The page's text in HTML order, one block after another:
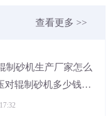
查看更多 >>
制砂机生产厂家怎么
对辊制砂机多少钱一